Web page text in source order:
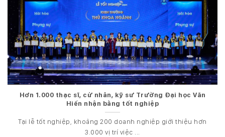
Hơn 1.000 thạc sĩ, cử nhân, kỹ sư Trường Đại học Văn
Hiến nhận bằng tốt nghiệp
Tại lễ tốt nghiệp, khoảng 200 doanh nghiệp giới thiệu hơn
3.000 vị trí việc ...